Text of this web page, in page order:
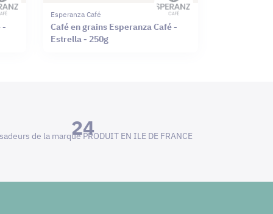
-
Esperanza Café
Café en grains Esperanza Café -
Estrella - 250g
24
de la marque PRODUIT EN ILE DE FRANCE